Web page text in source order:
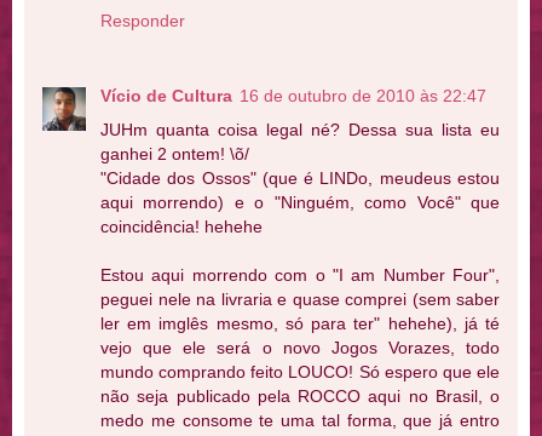
Responder
Vício de Cultura 16 de outubro de 2010 às 22:47
JUHm quanta coisa legal né? Dessa sua lista eu
ganhei 2 ontem! \õ/
"Cidade dos Ossos" (que é LINDo, meudeus estou
aqui morrendo) e o "Ninguém, como Você" que
coincidência! hehehe
Estou aqui morrendo com o "I am Number Four",
peguei nele na livraria e quase comprei (sem saber
ler em imglês mesmo, só para ter" hehehe), já té
vejo que ele será o novo Jogos Vorazes, todo
mundo comprando feito LOUCO! Só espero que ele
não seja publicado pela ROCCO aqui no Brasil, o
medo me consome te uma tal forma, que já entro